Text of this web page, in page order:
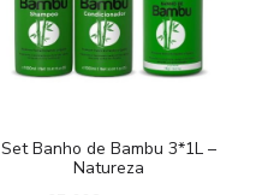
Set Banho de Bambu 3*1L –
Natureza